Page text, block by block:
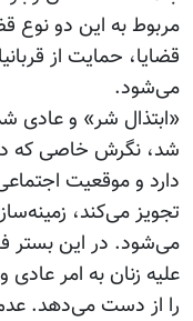
مربوط به این دو نوع
قضایا، حمایت از
می‌شود.
«ابتذال شر» و عادی
شد، نگرش خاصی که
دارد و موقعیت
تجویز می‌کند،
می‌شود. در این بستر
علیه زنان به امر
را از دست می‌دهد.